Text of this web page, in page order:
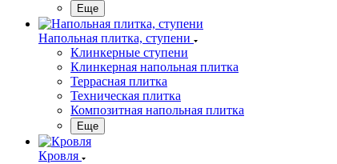
Еще
Напольная плитка, ступени
Клинкерные ступени
Клинкерная напольная плитка
Террасная плитка
Техническая плитка
Композитная напольная плитка
Еще
Кровля